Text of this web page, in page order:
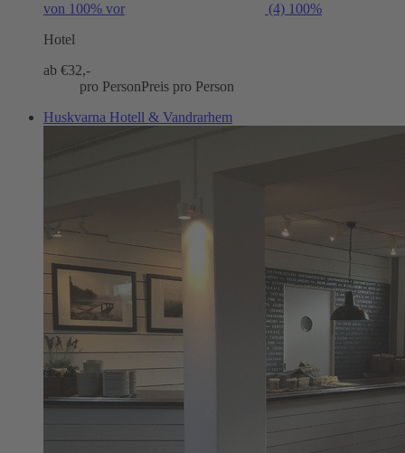
von 100% vor (4) 100%
Hotel
ab €32,-
pro PersonPreis pro Person
Huskvarna Hotell & Vandrarhem